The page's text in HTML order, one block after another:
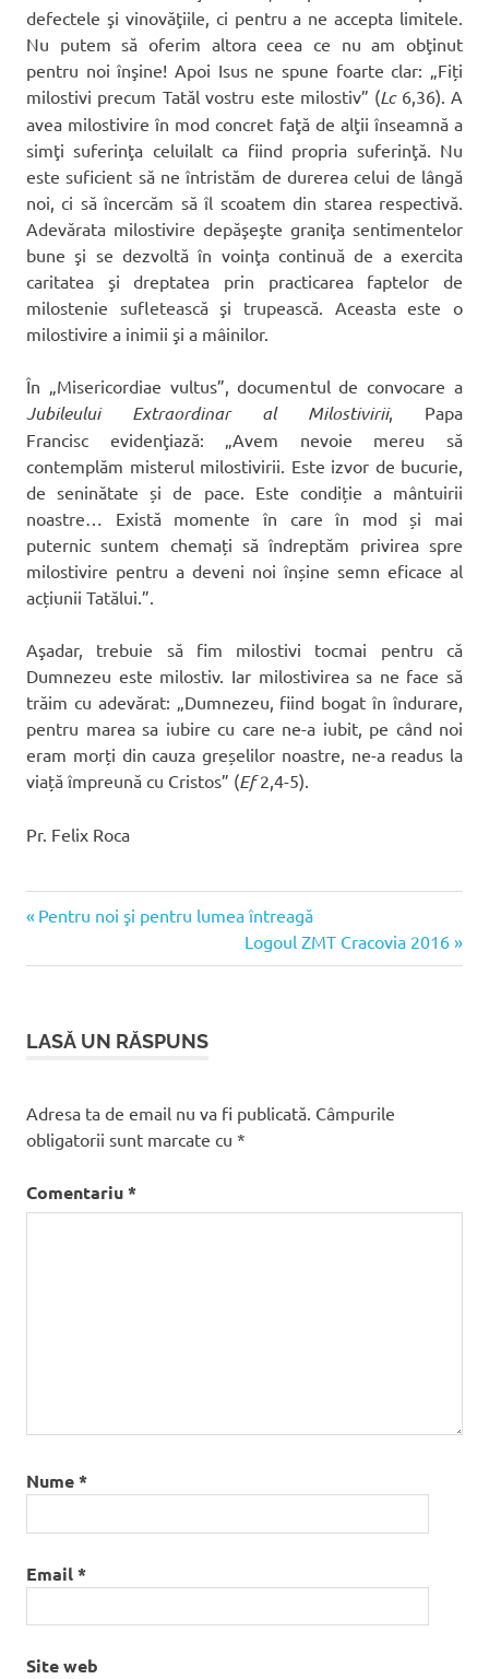
defectele şi vinovăţiile, ci pentru a ne accepta limitele.
Nu putem să oferim altora ceea ce nu am obţinut
pentru noi înşine! Apoi Isus ne spune foarte clar: „Fiți
milostivi precum Tatăl vostru este milostiv” (Lc6,36). A
avea milostivire în mod concret faţă de alţii înseamnă a
simţi suferinţa celuilalt ca fiind propria suferinţă. Nu
este suficient să ne întristăm de durerea celui de lângă
noi, ci să încercăm să îl scoatem din starea respectivă.
Adevărata milostivire depăşeşte graniţa sentimentelor
bune şi se dezvoltă în voinţa continuă de a exercita
caritatea şi dreptatea prin practicarea faptelor de
milostenie sufletească şi trupească. Aceasta este o
milostivire a inimii şi a mâinilor.
În „Misericordiae vultus”, documentul de convocare a
Jubileului Extraordinar al Milostivirii, Papa
Francisc evidenţiază: „Avem nevoie mereu să
contemplăm misterul milostivirii. Este izvor de bucurie,
de seninătate și de pace. Este condiție a mântuirii
noastre… Există momente în care în mod și mai
puternic suntem chemați să îndreptăm privirea spre
milostivire pentru a deveni noi înșine semn eficace al
acțiunii Tatălui.”.
Aşadar, trebuie să fim milostivi tocmai pentru că
Dumnezeu este milostiv. Iar milostivirea sa ne face să
trăim cu adevărat: „Dumnezeu, fiind bogat în îndurare,
pentru marea sa iubire cu care ne-a iubit, pe când noi
eram morți din cauza greșelilor noastre, ne-a readus la
viață împreună cu Cristos” (Ef2,4-5).
Pr. Felix Roca
Cracovia
Navigare
în
Articolul
Pentru noi şi pentru lumea întreagă
Articolul
următor:
Logoul ZMT Cracovia 2016
LASĂ UN RĂSPUNS
Adresa ta de email nu va fi publicată. Câmpurile
obligatorii sunt marcate cu *
Comentariu*
Nume*
Email*
Site web